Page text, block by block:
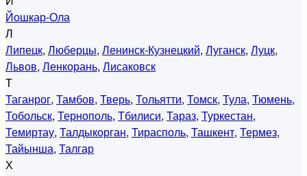
Йошкар-Ола
Л
Липецк, Люберцы, Ленинск-Кузнецкий, Луганск, Луцк,
Львов, Ленкорань, Лисаковск
Т
Таганрог, Тамбов, Тверь, Тольятти, Томск, Тула, Тюмень,
Тобольск, Тернополь, Тбилиси, Тараз, Туркестан,
Темиртау, Талдыкорган, Тирасполь, Ташкент, Термез,
Тайынша, Талгар
Х